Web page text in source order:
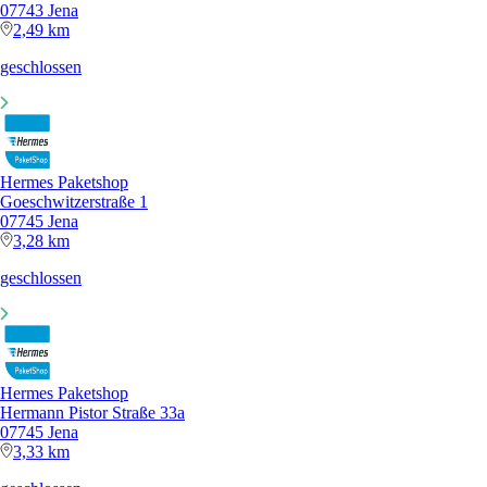
07743 Jena
2,49 km
geschlossen
Hermes Paketshop
Goeschwitzerstraße 1
07745 Jena
3,28 km
geschlossen
Hermes Paketshop
Hermann Pistor Straße 33a
07745 Jena
3,33 km